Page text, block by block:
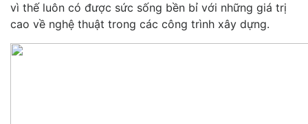
vì thế luôn có được sức sống bền bỉ với những giá trị
cao về nghệ thuật trong các công trình xây dựng.